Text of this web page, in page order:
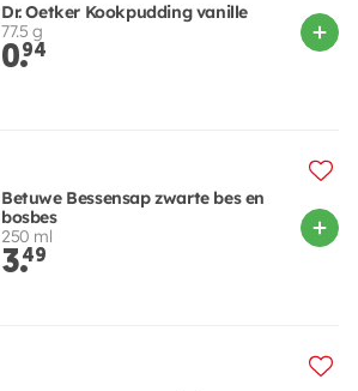
Dr. Oetker Kookpudding vanille
77.5 g
0.94
Betuwe Bessensap zwarte bes en
bosbes
250 ml
3.49